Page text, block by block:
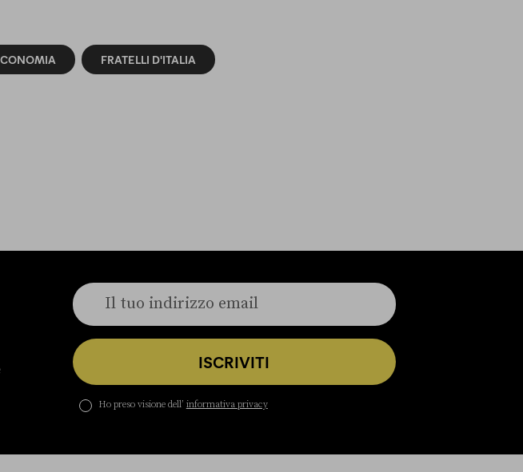
FRATELLI D'ITALIA
ISCRIVITI
Ho preso visione dell’ informativa privacy